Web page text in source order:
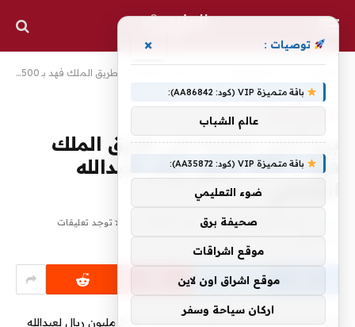
بيع أرض تجارية على طريق الملك فهد بـ 500 مليون ريال لعبدالله الراجحي
بيع أرض تجارية على طريق الملك
فهد بـ 500 مليون ريال لعبدالله
محرر المليون
لا توجد تعليقات
2 دقائق
توصيات : ×
باقة متميزة VIP (كود: AA86842):
عالم الشباب
باقة متميزة VIP (كود: AA35872):
ضوء التعليمي
صحيفة برق
موقع اشراقات
موقع اشراق اون لاين
اركان سياحة وسفر